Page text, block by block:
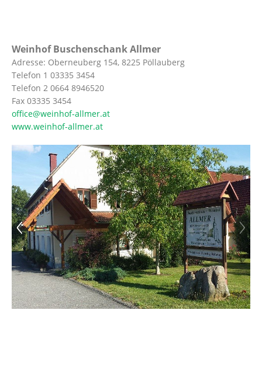
Weinhof Buschenschank Allmer
Adresse: Oberneuberg 154, 8225 Pöllauberg
Telefon 1 03335 3454
Telefon 2 0664 8946520
Fax 03335 3454
office@weinhof-allmer.at
www.weinhof-allmer.at